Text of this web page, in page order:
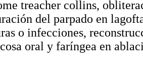
treacher collins,
del parpado en
o infecciones,
oral y faríngea en